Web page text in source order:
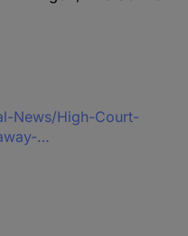
News/High-Court-
…